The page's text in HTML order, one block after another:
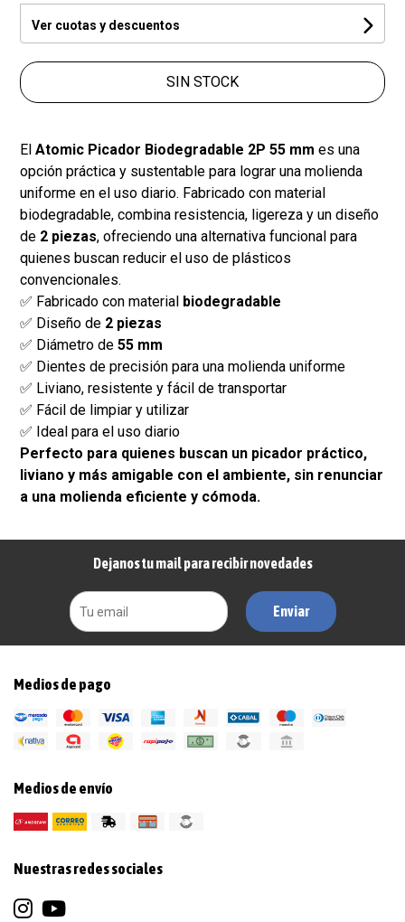
Ver cuotas y descuentos
SIN STOCK
ElAtomic Picador Biodegradable 2P 55 mm es una
opción práctica y sustentable para lograr una molienda
uniforme en el uso diario. Fabricado con material
biodegradable, combina resistencia, ligereza y un diseño
de 2 piezas, ofreciendo una alternativa funcional para
quienes buscan reducir el uso de plásticos
convencionales.
✅ Fabricado con material biodegradable
✅ Diseño de 2 piezas
✅ Diámetro de55 mm
✅ Dientes de precisión para una molienda uniforme
✅ Liviano, resistente y fácil de transportar
✅ Fácil de limpiar y utilizar
✅ Ideal para el uso diario
Perfecto para quienes buscan un picador práctico,
liviano y más amigable con el ambiente, sin renunciar
a una molienda eficiente y cómoda.
Dejanos tu mail para recibir novedades
Enviar
Medios de pago
Medios de envío
Nuestras redes sociales